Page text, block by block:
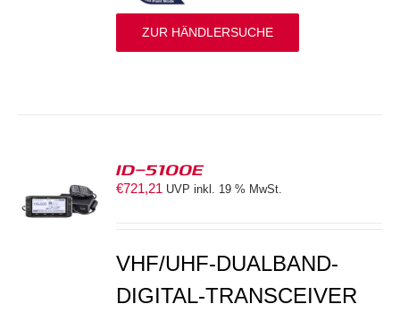
ZUR HÄNDLERSUCHE
ID-5100E
€721,21 UVP inkl. 19 % MwSt.
VHF/UHF-DUALBAND-
DIGITAL-TRANSCEIVER